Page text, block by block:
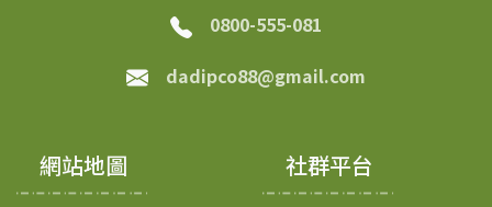
0800-555-081
dadipco88@gmail.com
網站地圖 社群平台